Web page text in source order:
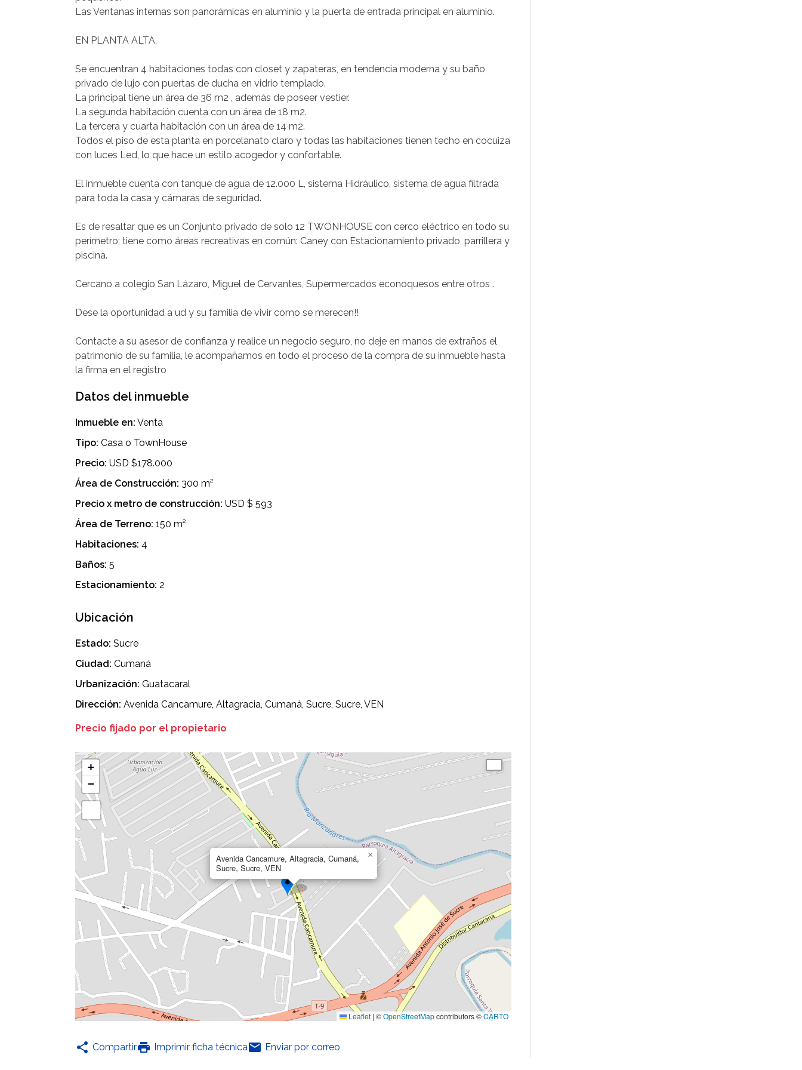
Las Ventanas internas son panorámicas en aluminio y la puerta de entrada principal en aluminio.
EN PLANTA ALTA,
Se encuentran 4 habitaciones todas con closet y zapateras, en tendencia moderna y su baño
privado de lujo con puertas de ducha en vidrio templado.
La principal tiene un área de 36 m2 , además de poseer vestier.
La segunda habitación cuenta con un área de 18 m2.
La tercera y cuarta habitación con un área de 14 m2.
Todos el piso de esta planta en porcelanato claro y todas las habitaciones tienen techo en cocuiza
con luces Led, lo que hace un estilo acogedor y confortable.
El inmueble cuenta con tanque de agua de 12.000 L, sistema Hidráulico, sistema de agua filtrada
para toda la casa y cámaras de seguridad.
Es de resaltar que es un Conjunto privado de solo 12 TWONHOUSE con cerco eléctrico en todo su
perímetro; tiene como áreas recreativas en común: Caney con Estacionamiento privado, parrillera y
piscina.
Cercano a colegio San Lázaro, Miguel de Cervantes, Supermercados econoquesos entre otros .
Dese la oportunidad a ud y su familia de vivir como se merecen!!
Contacte a su asesor de confianza y realice un negocio seguro, no deje en manos de extraños el
patrimonio de su familia, le acompañamos en todo el proceso de la compra de su inmueble hasta
Datos del inmueble
Inmueble en: Venta
Tipo: Casa o TownHouse
Precio: USD $178.000
Área de Construcción: 300 m²
Precio x metro de construcción: USD $ 593
Área de Terreno: 150 m²
Habitaciones: 4
Baños: 5
Estacionamiento: 2
Ubicación
Estado: Sucre
Ciudad: Cumaná
Urbanización: Guatacaral
Dirección: Avenida Cancamure, Altagracia, Cumaná, Sucre, Sucre, VEN
Precio fijado por el propietario
Avenida Cancamure, Altagracia, Cumaná,
Sucre, Sucre, VEN
×
+
−
Leaflet | ©OpenStreetMapcontributors ©CARTO
share Compartirprint Imprimir ficha técnicaemail Enviar por correo